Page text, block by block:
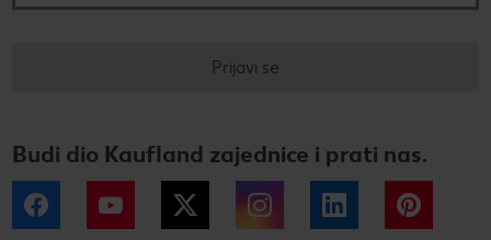
Prijavi se
Budi dio Kaufland zajednice i prati nas.
Facebook YouTube Twitter Instagram LinkedIn